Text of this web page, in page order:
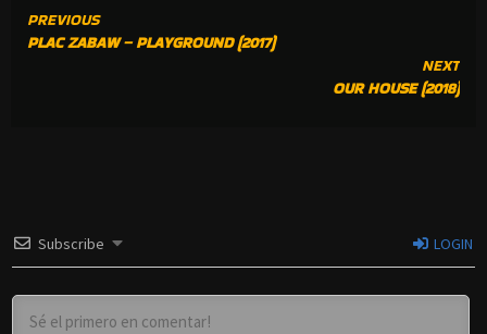
CONTINUE
READING
PREVIOUS
PLAC ZABAW – PLAYGROUND (2017)
NEXT
OUR HOUSE (2018)
Subscribe LOGIN